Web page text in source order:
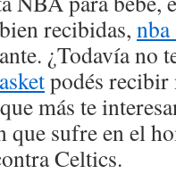
recibidas, nba
¿Todavía no
podés recibir
más te
que sufre en el
Celtics.